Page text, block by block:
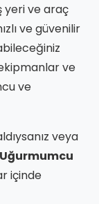
yeri ve araç
ve güvenilir
ve
ve
veya
Uğurmumcu
içinde